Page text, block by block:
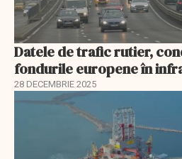
Datele de trafic rutier,
fondurile europene în
28 DECEMBRIE 2025